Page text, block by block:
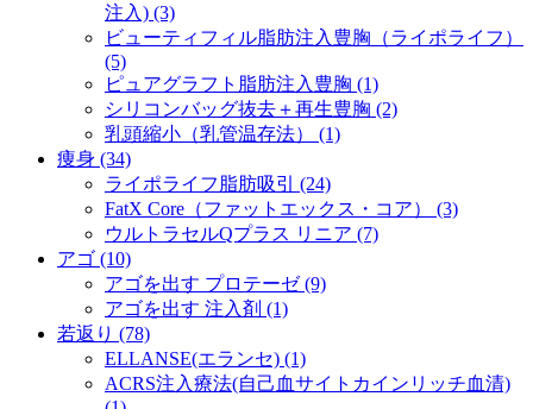
注入) (3)
ビューティフィル脂肪注入豊胸（ライポライフ）
(5)
ピュアグラフト脂肪注入豊胸 (1)
シリコンバッグ抜去＋再生豊胸 (2)
乳頭縮小（乳管温存法） (1)
痩身 (34)
ライポライフ脂肪吸引 (24)
FatX Core（ファットエックス・コア） (3)
ウルトラセルQプラス リニア (7)
アゴ (10)
アゴを出す プロテーゼ (9)
アゴを出す 注入剤 (1)
若返り (78)
ELLANSE(エランセ) (1)
ACRS注入療法(自己血サイトカインリッチ血清)